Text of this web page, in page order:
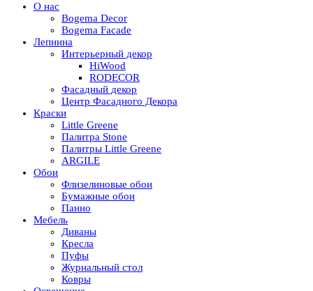
О нас
Bogema Decor
Bogema Facade
Лепнина
Интерьерный декор
HiWood
RODECOR
Фасадный декор
Центр Фасадного Декора
Краски
Little Greene
Палитра Stone
Палитры Little Greene
ARGILE
Обои
Флизелиновые обои
Бумажные обои
Панно
Мебель
Диваны
Кресла
Пуфы
Журнальный стол
Ковры